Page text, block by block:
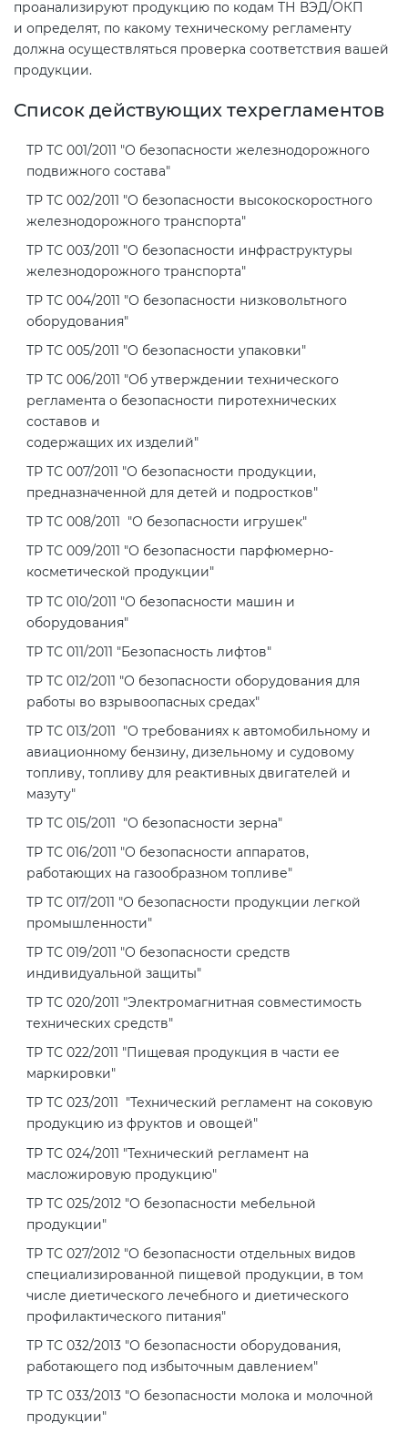
проанализируют продукцию по кодам ТН ВЭД/ОКП
и определят, по какому техническому регламенту
должна осуществляться проверка соответствия вашей
продукции.
Список действующих техрегламентов
ТР ТС 001/2011 "О безопасности железнодорожного
подвижного состава"
ТР ТС 002/2011 "О безопасности высокоскоростного
железнодорожного транспорта"
ТР ТС 003/2011 "О безопасности инфраструктуры
железнодорожного транспорта"
ТР ТС 004/2011 "О безопасности низковольтного
оборудования"
ТР ТС 005/2011 "О безопасности упаковки"
ТР ТС 006/2011 "Об утверждении технического
регламента о безопасности пиротехнических
составов и
содержащих их изделий"
ТР ТС 007/2011 "О безопасности продукции,
предназначенной для детей и подростков"
ТР ТС 008/2011 "О безопасности игрушек"
ТР ТС 009/2011 "О безопасности парфюмерно-
косметической продукции"
ТР ТС 010/2011 "О безопасности машин и
оборудования"
ТР ТС 011/2011 "Безопасность лифтов"
ТР ТС 012/2011 "О безопасности оборудования для
работы во взрывоопасных средах"
ТР ТС 013/2011 "О требованиях к автомобильному и
авиационному бензину, дизельному и судовому
топливу, топливу для реактивных двигателей и
мазуту"
ТР ТС 015/2011 "О безопасности зерна"
ТР ТС 016/2011 "О безопасности аппаратов,
работающих на газообразном топливе"
ТР ТС 017/2011 "О безопасности продукции легкой
промышленности"
ТР ТС 019/2011 "О безопасности средств
индивидуальной защиты"
ТР ТС 020/2011 "Электромагнитная совместимость
технических средств"
ТР ТС 022/2011 "Пищевая продукция в части ее
маркировки"
ТР ТС 023/2011 "Технический регламент на соковую
продукцию из фруктов и овощей"
ТР ТС 024/2011 "Технический регламент на
масложировую продукцию"
ТР ТС 025/2012 "О безопасности мебельной
продукции"
ТР ТС 027/2012 "О безопасности отдельных видов
специализированной пищевой продукции, в том
числе диетического лечебного и диетического
профилактического питания"
ТР ТС 032/2013 "О безопасности оборудования,
работающего под избыточным давлением"
ТР ТС 033/2013 "О безопасности молока и молочной
продукции"